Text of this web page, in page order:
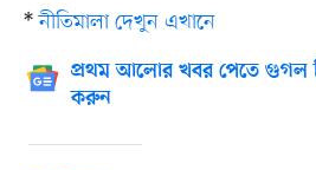
*নীতিমালা দেখুন এখানে
প্রথম আলোর খবর পেতে গুগল
করুন